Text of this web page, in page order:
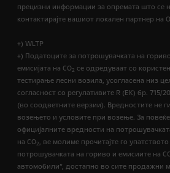
прецизни информации за опремата што се
контактирајте вашиот локален партнер на
+) WLTP
+) Податоците за потрошувачката на
емисијата на CO2 се одредуваат со
тестирање лесни возила, усогласена низ
согласност со регулативите R (EК) бр. 715/
(во соодветните верзии). Вредностите не
возењето и условите при возење. За
официјалните вредности на
на CO2, ве молиме прочитајте го
потрошувачката на гориво и емисиите на
автомобили“, достапно во сите продажни